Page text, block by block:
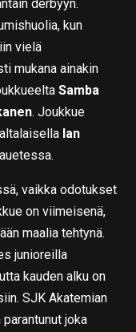
derbyyn.
kun
vielä
mukana ainakin
Samba
. Joukkue
Ian
vaikka odotukset
on viimeisenä,
maalia tehtynä.
junioreilla
kauden alku on
SJK Akatemian
joka